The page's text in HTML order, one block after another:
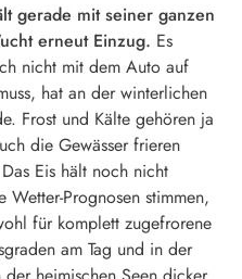
gerade mit seiner ganzen
erneut Einzug. Es
nicht mit dem Auto auf
hat an der winterlichen
Frost und Kälte gehören ja
die Gewässer frieren
Eis hält noch nicht
Prognosen stimmen,
für komplett zugefrorene
am Tag und in der